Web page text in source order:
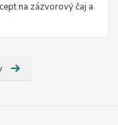
na zázvorový čaj a